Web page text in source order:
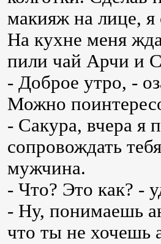
макияж на лице, я
На кухне меня
пили чай Арчи и
- Доброе утро, -
Можно
- Сакура, вчера я
сопровождать
мужчина.
- Что? Это как? -
- Ну, понимаешь
что ты не хочешь